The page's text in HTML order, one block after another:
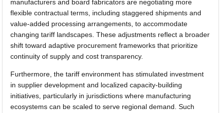
manufacturers and board fabricators are negotiating more
flexible contractual terms, including staggered shipments and
value-added processing arrangements, to accommodate
changing tariff landscapes. These adjustments reflect a broader
shift toward adaptive procurement frameworks that prioritize
continuity of supply and cost transparency.
Furthermore, the tariff environment has stimulated investment
in supplier development and localized capacity-building
initiatives, particularly in jurisdictions where manufacturing
ecosystems can be scaled to serve regional demand. Such